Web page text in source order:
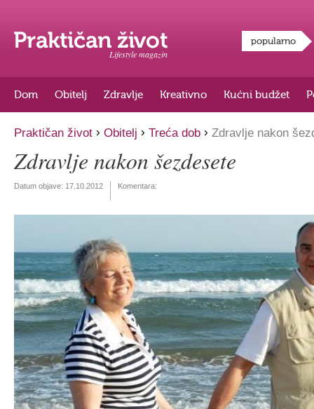
Lifestyle magazin
popularno
Dom Obitelj Zdravlje Kreativno Kućni budžet
Praktičan život › Obitelj › Treća dob › Zdravlje nakon
Zdravlje nakon šezdesete
Datum objave: 17.10.2012 Komentara: